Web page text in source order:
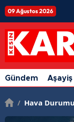
09 Ağustos 2026
Gündem Aşayiş
/ Hava Durumu